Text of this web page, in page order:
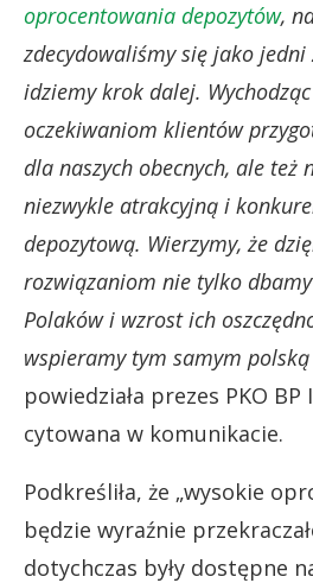
oprocentowania depozytów,
zdecydowaliśmy się jako jedni
idziemy krok dalej.
oczekiwaniom klientów
dla naszych obecnych, ale też
niezwykle atrakcyjną i
depozytową. Wierzymy, że
rozwiązaniom nie tylko
Polaków i wzrost ich
wspieramy tym samym polską
powiedziała prezes PKO BP
cytowana w komunikacie.
Podkreśliła, że „wysokie
będzie wyraźnie
dotychczas były dostępne